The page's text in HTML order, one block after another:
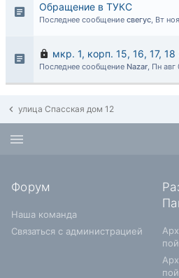
Обращение в ТУКС
Последнее сообщение свегус, Вт
мкр. 1, корп. 15, 16, 17,
Последнее сообщение Nazar, Пн авг
улица Спасская дом 12
Форум
Наша команда
Связаться с администрацией